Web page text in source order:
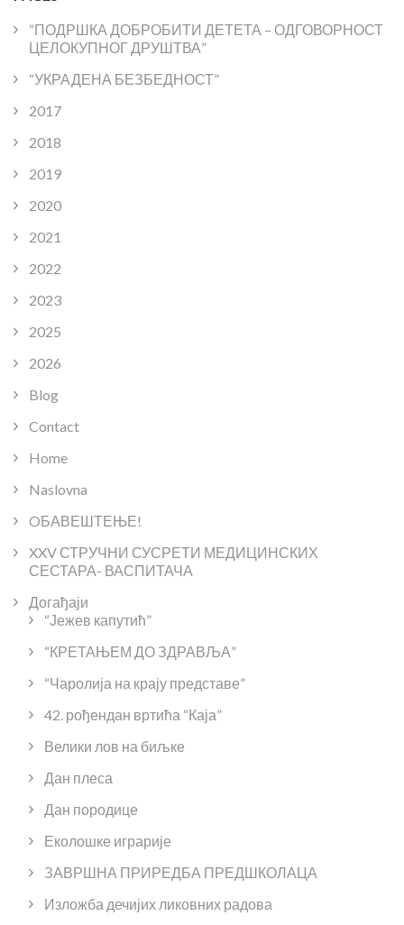
“ПОДРШКА ДОБРОБИТИ ДЕТЕТА – ОДГОВОРНОСТ
ЦЕЛОКУПНОГ ДРУШТВА”
“УКРАДЕНА БЕЗБЕДНОСТ”
2017
2018
2019
2020
2021
2022
2023
2025
2026
Blog
Contact
Home
Naslovna
OБАВЕШТЕЊЕ!
XXV СТРУЧНИ СУСРЕТИ МЕДИЦИНСКИХ
СЕСТАРА- ВАСПИТАЧА
Догађаји
“Јежев капутић”
“КРЕТАЊЕМ ДО ЗДРАВЉА”
“Чаролија на крају представе”
42. рођендан вртића “Каја”
Велики лов на биљке
Дан плеса
Дан породице
Еколошке играрије
ЗАВРШНА ПРИРЕДБА ПРЕДШКОЛАЦА
Изложба дечијих ликовних радова